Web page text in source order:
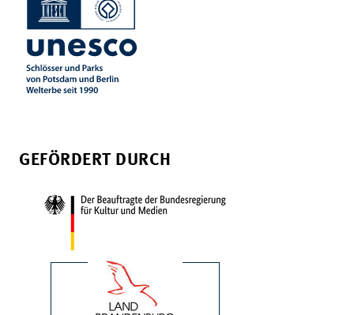
GEFÖRDERT DURCH